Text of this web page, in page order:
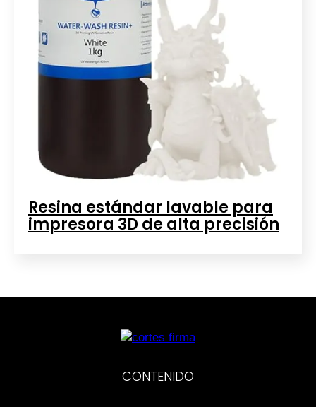
Resina estándar lavable para
impresora 3D de alta precisión
CONTENIDO